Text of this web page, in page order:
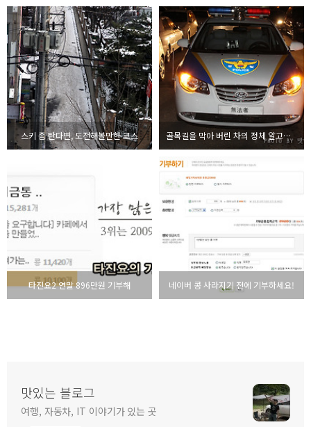
스키 좀 탄다면, 도전해볼만한 코스 골목길을 막아 버린 차의 정체 알고보니...
타진요2 연말 896만원 기부해 네이버 콩 사라지기 전에 기부하세요!
맛있는 블로그
여행, 자동차, IT 이야기가 있는 곳